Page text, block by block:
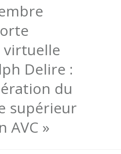
virtuelle
Delire :
du
supérieur
AVC »